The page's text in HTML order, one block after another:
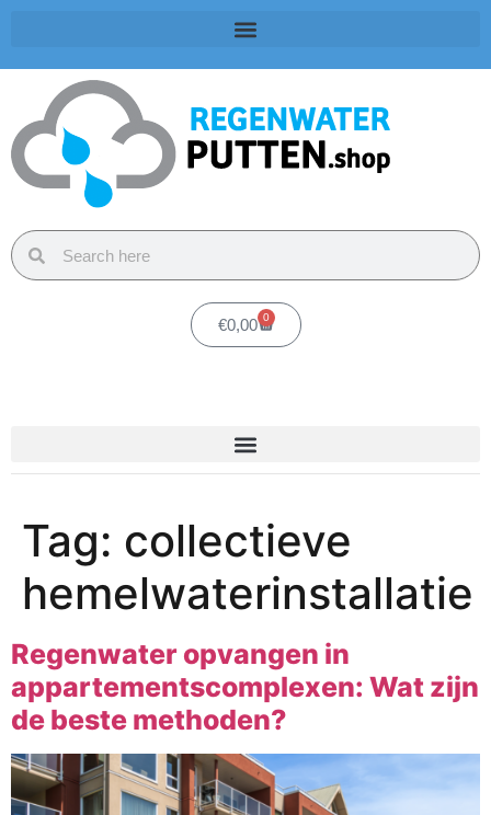
€0,00 0
Tag: collectieve
hemelwaterinstallatie
Regenwater opvangen in
appartementscomplexen: Wat zijn
de beste methoden?